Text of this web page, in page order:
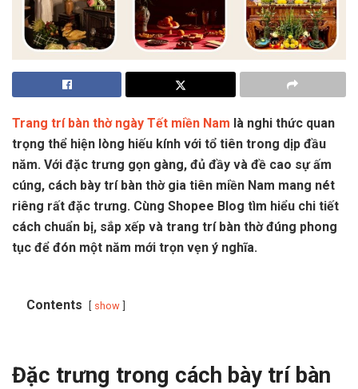
Trang trí bàn thờ ngày Tết miền Nam là nghi thức quan
trọng thể hiện lòng hiếu kính với tổ tiên trong dịp đầu
năm. Với đặc trưng gọn gàng, đủ đầy và đề cao sự ấm
cúng, cách bày trí bàn thờ gia tiên miền Nam mang nét
riêng rất đặc trưng. Cùng Shopee Blog tìm hiểu chi tiết
cách chuẩn bị, sắp xếp và trang trí bàn thờ đúng phong
tục để đón một năm mới trọn vẹn ý nghĩa.
Contents show
Đặc trưng trong cách bày trí bàn